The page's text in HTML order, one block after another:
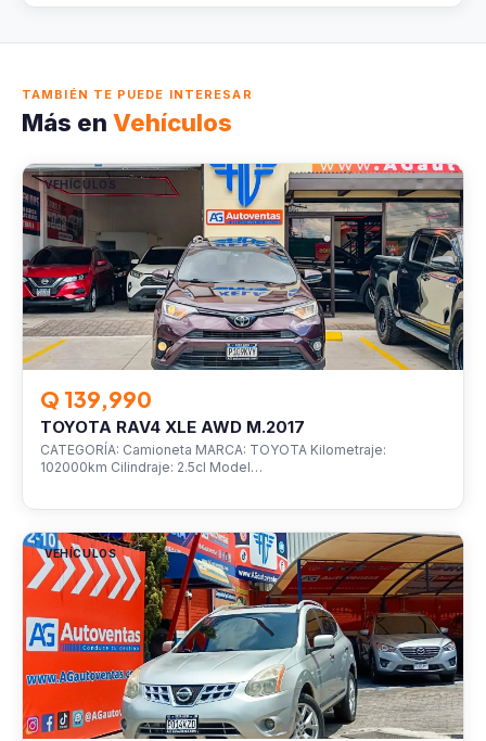
TAMBIÉN TE PUEDE INTERESAR
Más en Vehículos
VEHÍCULOS
Q 139,990
TOYOTA RAV4 XLE AWD M.2017
CATEGORÍA: Camioneta MARCA: TOYOTA Kilometraje:
102000km Cilindraje: 2.5cl Model…
VEHÍCULOS